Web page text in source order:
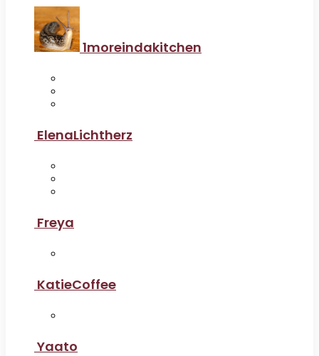
1moreindakitchen
ElenaLichtherz
Freya
KatieCoffee
Yaato